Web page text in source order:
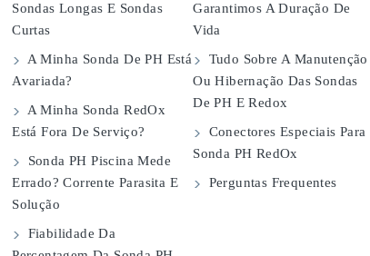
Sondas Longas E Sondas
Curtas
A Minha Sonda De PH Está
Avariada?
A Minha Sonda RedOx
Está Fora De Serviço?
Sonda PH Piscina Mede
Errado? Corrente Parasita E
Solução
Fiabilidade Da
Garantimos A Duração De
Vida
Tudo Sobre A Manutenção
Ou Hibernação Das Sondas
De PH E Redox
Conectores Especiais Para
Sonda PH RedOx
Perguntas Frequentes